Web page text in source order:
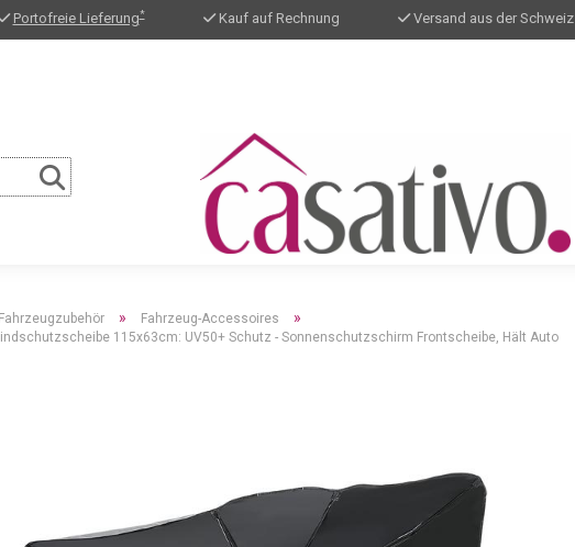
Portofreie Lieferung* Kauf auf Rechnung Versand aus der Schweiz
Fahrzeugzubehör » Fahrzeug-Accessoires »
115x63cm: UV50+ Schutz - Sonnenschutzschirm Frontscheibe, Hält Auto